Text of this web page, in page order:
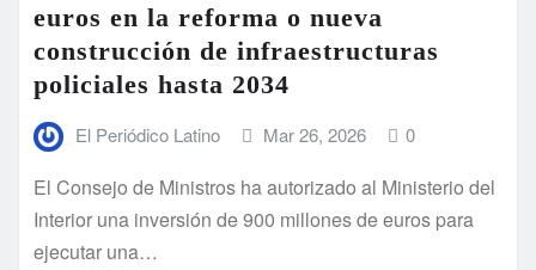
euros en la reforma o nueva
construcción de infraestructuras
policiales hasta 2034
El Periódico Latino Mar 26, 2026 0
El Consejo de Ministros ha autorizado al Ministerio del
Interior una inversión de 900 millones de euros para
ejecutar una…